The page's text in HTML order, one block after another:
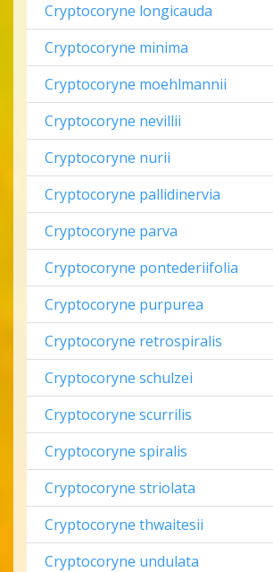
Cryptocoryne longicauda
Cryptocoryne minima
Cryptocoryne moehlmannii
Cryptocoryne nevillii
Cryptocoryne nurii
Cryptocoryne pallidinervia
Cryptocoryne parva
Cryptocoryne pontederiifolia
Cryptocoryne purpurea
Cryptocoryne retrospiralis
Cryptocoryne schulzei
Cryptocoryne scurrilis
Cryptocoryne spiralis
Cryptocoryne striolata
Cryptocoryne thwaitesii
Cryptocoryne undulata